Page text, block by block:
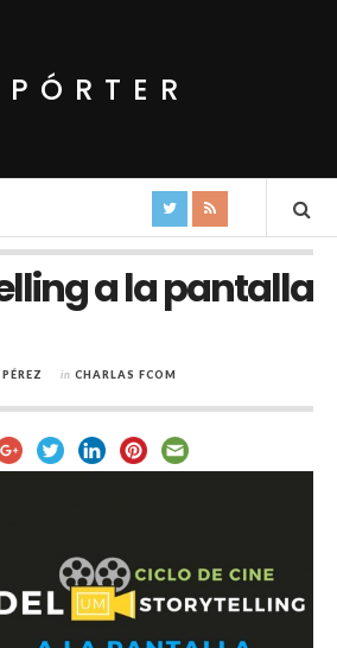
a la pantalla
in CHARLAS FCOM